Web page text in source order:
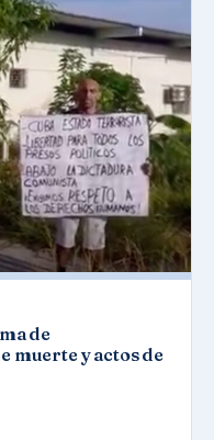
de
muerte y actos de